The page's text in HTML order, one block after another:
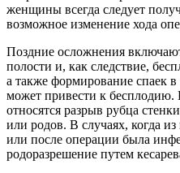
женщины всегда следует
возможное изменение хода
Поздние осложнения
полости и, как следствие,
а также формирование спаек
может привести к
относятся разрыв рубца
или родов. В случаях, когда
или после операции была
родоразрешение путем